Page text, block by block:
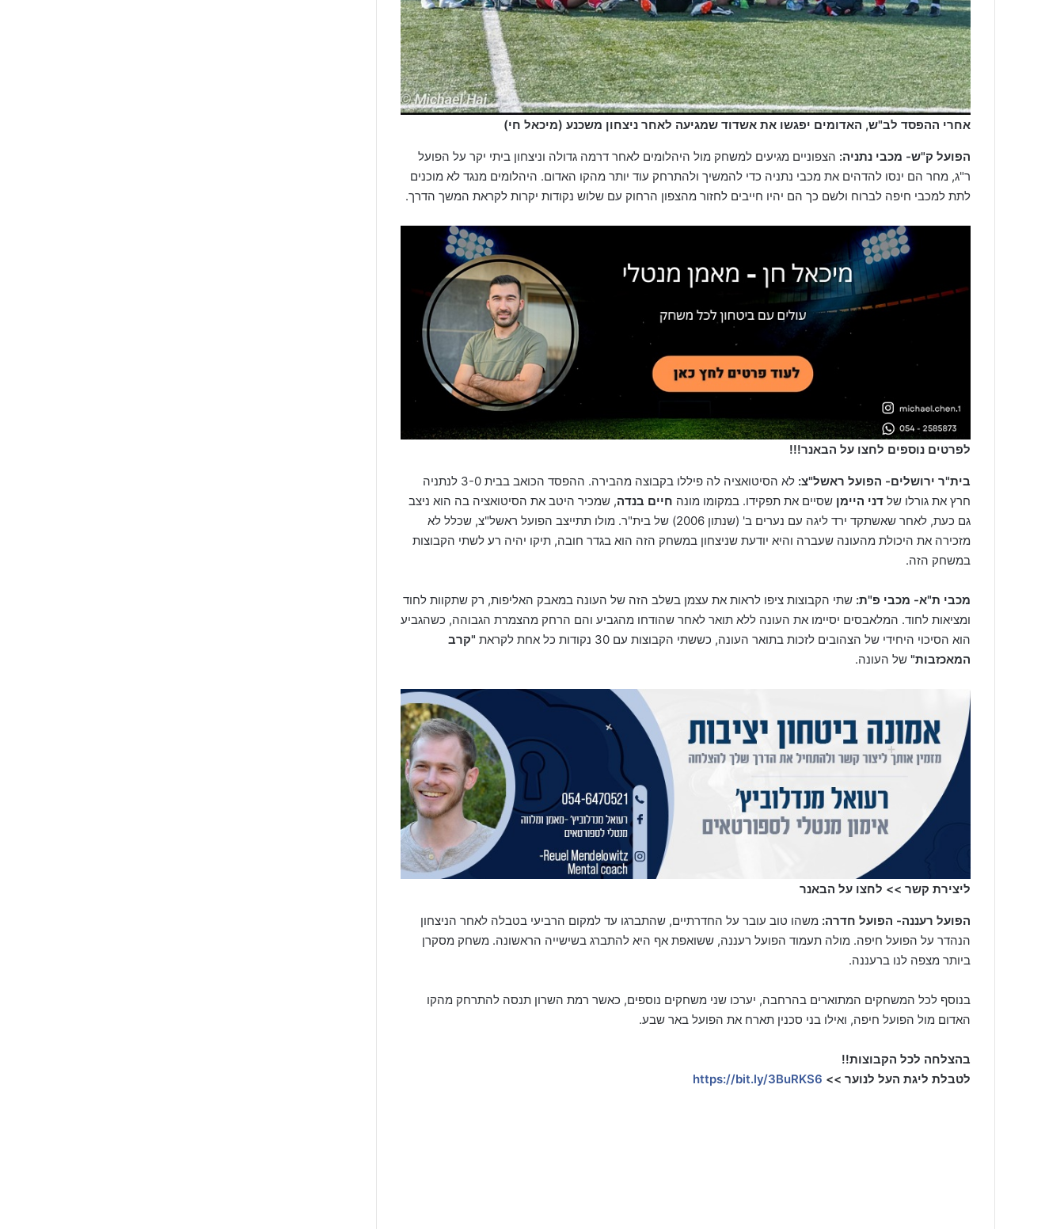
אחרי ההפסד לב"ש, האדומים יפגשו את אשדוד שמגיעה לאחר ניצחון משכנע (מיכאל חי)
הפועל ק"ש- מכבי נתניה: הצפוניים מגיעים למשחק מול היהלומים לאחר דרמה גדולה וניצחון ביתי יקר על הפועל
ר"ג, מחר הם ינסו להדהים את מכבי נתניה כדי להמשיך ולהתרחק עוד יותר מהקו האדום. היהלומים מנגד לא מוכנים
לתת למכבי חיפה לברוח ולשם כך הם יהיו חייבים לחזור מהצפון הרחוק עם שלוש נקודות יקרות לקראת המשך הדרך.
לפרטים נוספים לחצו על הבאנר!!!
בית"ר ירושלים- הפועל ראשל"צ:
לא הסיטואציה לה פיללו בקבוצה מהבירה. ההפסד הכואב בבית 3-0 לנתניה
חרץ את גורלו של דני היימן שסיים את תפקידו. במקומו מונה חיים בנדה, שמכיר היטב את הסיטואציה בה הוא ניצב
גם כעת, לאחר שאשתקד ירד ליגה עם נערים ב' (שנתון 2006) של בית"ר. מולו תתייצב הפועל ראשל"צ, שכלל לא
מזכירה את היכולת מהעונה שעברה והיא יודעת שניצחון במשחק הזה הוא בגדר חובה, תיקו יהיה רע לשתי הקבוצות
במשחק הזה.
מכבי ת"א- מכבי פ"ת: שתי הקבוצות ציפו לראות את עצמן בשלב הזה של העונה במאבק האליפות, רק שתקוות לחוד
ומציאות לחוד. המלאבסים יסיימו את העונה ללא תואר לאחר שהודחו מהגביע והם הרחק מהצמרת הגבוהה, כשהגביע
הוא הסיכוי היחידי של הצהובים לזכות בתואר העונה, כששתי הקבוצות עם 30 נקודות כל אחת לקראת
"קרב
המאכזבות" של העונה.
ליצירת קשר >> לחצו על הבאנר
הפועל רעננה- הפועל חדרה: משהו טוב עובר על החדרתיים, שהתברגו עד למקום הרביעי בטבלה לאחר הניצחון
הנהדר על הפועל חיפה. מולה תעמוד הפועל רעננה, ששואפת אף היא להתברג בשישייה הראשונה. משחק מסקרן
ביותר מצפה לנו ברעננה.
בנוסף לכל המשחקים המתוארים בהרחבה, יערכו שני משחקים נוספים, כאשר רמת השרון תנסה להתרחק מהקו
האדום מול הפועל חיפה, ואילו בני סכנין תארח את הפועל באר שבע.
בהצלחה לכל הקבוצות!!
לטבלת ליגת העל לנוער >> https://bit.ly/3BuRKS6